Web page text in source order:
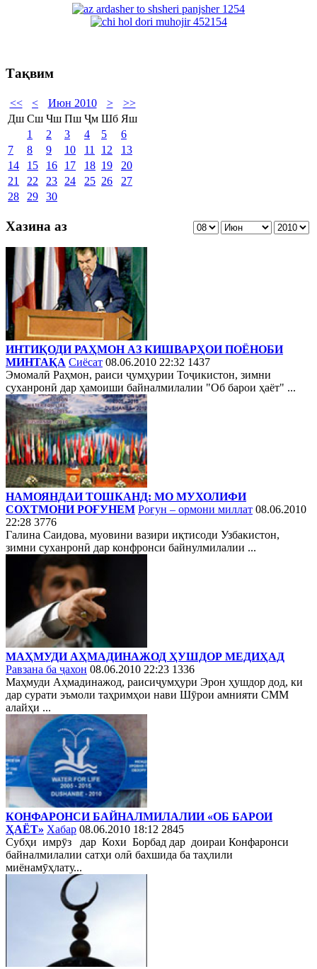
Тақвим
<< < Июн 2010 >
>>
Дш Сш Чш Пш Ҷм Шб Яш
1
2 3 4 5
6
7
8 9 10 11 12
13
14
15 16 17 18 19
20
21
22 23 24 25 26
27
28
29 30
Хазина аз
ИНТИҚОДИ РАҲМОН АЗ КИШВАРҲОИ ПОЁНОБИ
МИНТАҚА Сиёсат 08.06.2010 22:32 1437
Эмомалӣ Раҳмон, раиси ҷумҳурии Тоҷикистон, зимни
суханронӣ дар ҳамоиши байналмилалии "Об барои ҳаёт" ...
НАМОЯНДАИ ТОШКАНД: МО МУХОЛИФИ
СОХТМОНИ РОҒУНЕМ Роғун – ормони миллат 08.06.2010
22:28 3776
Галина Саидова, муовини вазири иқтисоди Узбакистон,
зимни суханронӣ дар конфронси байнулмилалии ...
МАҲМУДИ АҲМАДИНАЖОД ҲУШДОР МЕДИҲАД
Равзана ба ҷахон 08.06.2010 22:23 1336
Маҳмуди Аҳмадинажод, раисиҷумҳури Эрон ҳушдор дод, ки
дар сурати эъмоли таҳримҳои нави Шӯрои амнияти СММ
алайҳи ...
КОНФАРОНСИ БАЙНАЛМИЛАЛИИ «ОБ БАРОИ
ҲАЁТ» Хабар 08.06.2010 18:12 2845
Субҳи имрӯз дар Кохи Борбад дар доираи Конфаронси
байналмилалии сатҳи олӣ бахшида ба таҳлили
миёнамӯҳлату...